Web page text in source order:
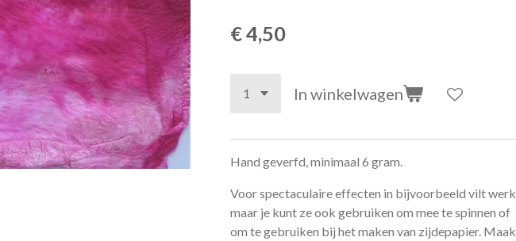
€ 4,50
In winkelwagen
Hand geverfd, minimaal 6 gram.
Voor spectaculaire effecten in bijvoorbeeld vilt werk,
maar je kunt ze ook gebruiken om mee te spinnen of
om te gebruiken bij het maken van zijdepapier. Maak